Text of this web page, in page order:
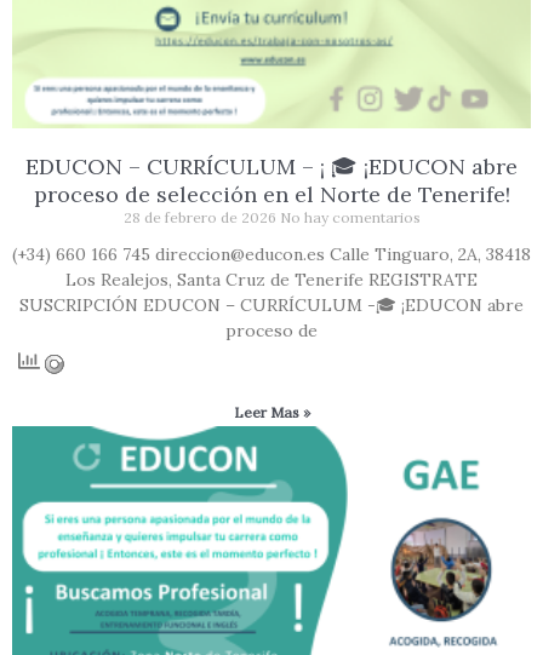
EDUCON – CURRÍCULUM – ¡ 🎓 ¡EDUCON abre
proceso de selección en el Norte de Tenerife!
28 de febrero de 2026 No hay comentarios
(+34) 660 166 745 direccion@educon.es Calle Tinguaro, 2A, 38418
Los Realejos, Santa Cruz de Tenerife REGISTRATE
SUSCRIPCIÓN EDUCON – CURRÍCULUM -🎓 ¡EDUCON abre
proceso de
Leer Mas »